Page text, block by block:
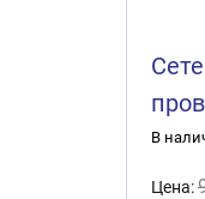
USB
В
Цена: